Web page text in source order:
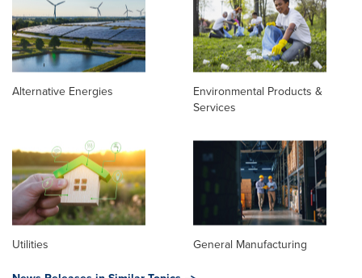
Alternative Energies
Environmental Products &
Services
Utilities
General Manufacturing